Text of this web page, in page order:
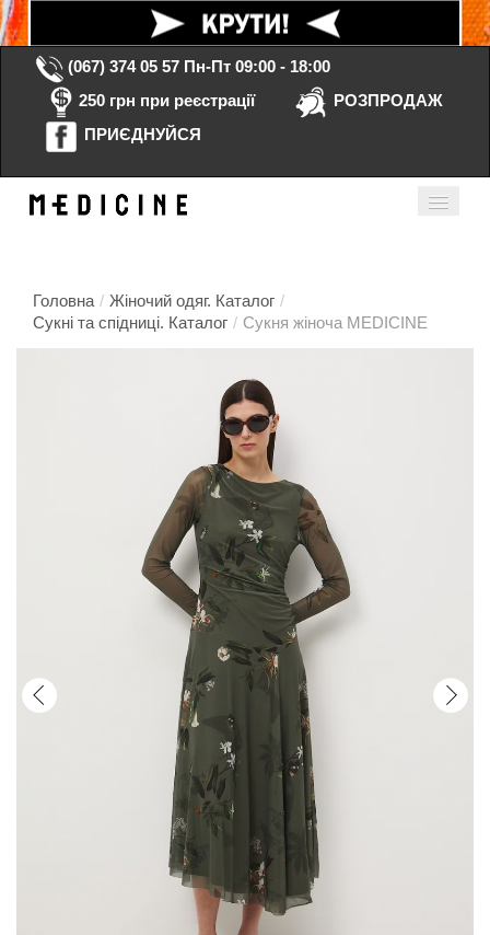
(067) 374 05 57 Пн-Пт 09:00 - 18:00
250 грн при реєстрації
РОЗПРОДАЖ
ПРИЄДНУЙСЯ
Головна / Жіночий одяг. Каталог /
Сукні та спідниці. Каталог / Сукня жіноча MEDICINE